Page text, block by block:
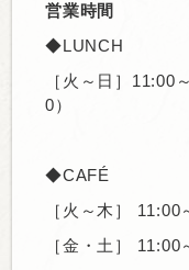
営業時間
◆LUNCH
［火～日］11:00
0）
◆CAFÉ
［火～木］
11:00
［金・土］
11:00